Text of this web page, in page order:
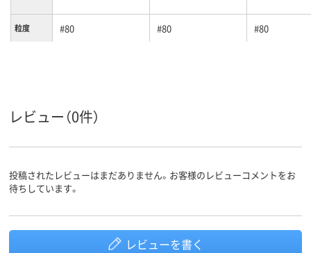
粒度 #80 #80 #80
レビュー（0件）
投稿されたレビューはまだありません。お客様のレビューコメントをお
待ちしています。
レビューを書く